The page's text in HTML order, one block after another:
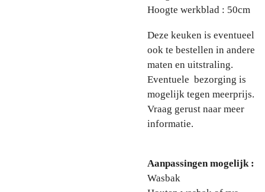
Hoogte werkblad : 50cm
Deze keuken is eventueel
ook te bestellen in andere
maten en uitstraling.
Eventuele bezorging is
mogelijk tegen meerprijs.
Vraag gerust naar meer
informatie.
Aanpassingen mogelijk :
Wasbak